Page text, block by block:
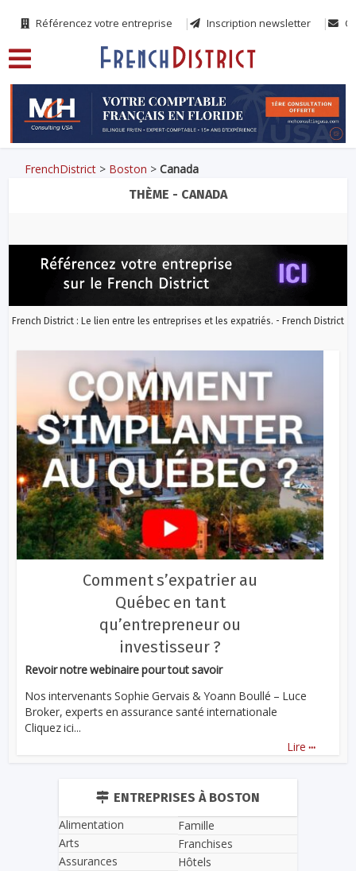
Référencez votre entreprise Inscription newsletter
FrenchDistrict > Boston >Canada
THÈME - CANADA
French District : Le lien entre les entreprises et les expatriés. - French District
Comment s’expatrier au
Québec en tant
qu’entrepreneur ou
investisseur ?
Revoir notre webinaire pour tout savoir
Nos intervenants Sophie Gervais & Yoann Boullé – Luce
Broker, experts en assurance santé internationale
Cliquez ici...
Lire ...
ENTREPRISES À BOSTON
Alimentation
Arts
Assurances
Famille
Franchises
Hôtels